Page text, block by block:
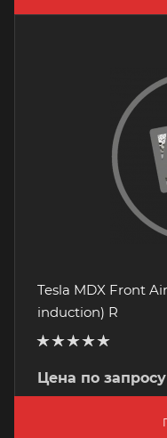
Tesla MDX Front
induction) R
Цена по запросу